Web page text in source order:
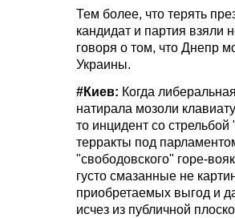
Тем более, что терять
кандидат и партия взяли
говоря о том, что Днепр
Украины.
#‎Киев: Когда
натирала мозоли
то инцидент со
терракты под
"свободовского" горе-
густо смазанные не
приобретаемых выгод и
исчез из публичной